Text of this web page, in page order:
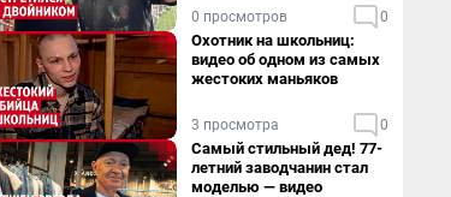
0 просмотров 0
Охотник на школьниц:
видео об одном из самых
жестоких маньяков
3 просмотра 0
Самый стильный дед! 77-
летний заводчанин стал
моделью — видео